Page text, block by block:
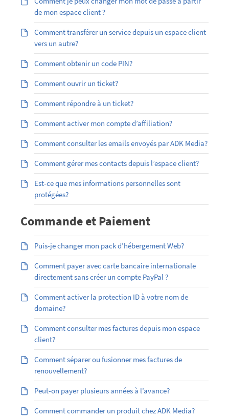
de mon espace client ?
Comment transférer un service depuis un espace client
vers un autre?
Comment obtenir un code PIN?
Comment ouvrir un ticket?
Comment répondre à un ticket?
Comment activer mon compte d’affiliation?
Comment consulter les emails envoyés par ADK Media?
Comment gérer mes contacts depuis l’espace client?
Est-ce que mes informations personnelles sont
protégées?
Commande et Paiement
Puis-je changer mon pack d’hébergement Web?
Comment payer avec carte bancaire internationale
directement sans créer un compte PayPal ?
Comment activer la protection ID à votre nom de
domaine?
Comment consulter mes factures depuis mon espace
client?
Comment séparer ou fusionner mes factures de
renouvellement?
Peut-on payer plusieurs années à l’avance?
Comment commander un produit chez ADK Media?